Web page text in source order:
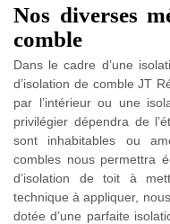
Nos diverses
comble
Dans le cadre d’une
d’isolation de comble JT
par l’intérieur ou une
privilégier dépendra de
sont inhabitables ou
combles nous permettra
d’isolation de toit à
technique à appliquer,
dotée d’une parfaite